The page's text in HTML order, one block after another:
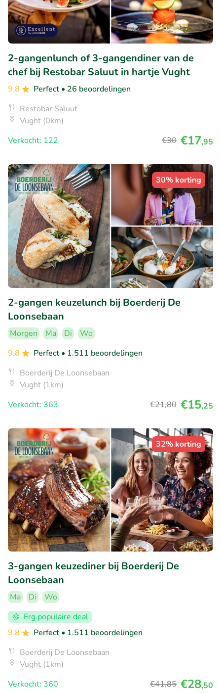
2-gangenlunch of 3-gangendiner van de
chef bij Restobar Saluut in hartje Vught
9.8 Perfect • 26 beoordelingen
Restobar Saluut
Vught (0km)
Verkocht: 122
€30 €17,95
30% korting
2-gangen keuzelunch bij Boerderij De
Loonsebaan
Morgen Ma Di
Wo
9.8
Perfect • 1.511 beoordelingen
Boerderij De Loonsebaan
Vught (1km)
Verkocht: 363
€21,80 €15,25
32% korting
3-gangen keuzediner bij Boerderij De
Loonsebaan
Ma Di
Wo
Erg populaire deal
9.8
Perfect • 1.511 beoordelingen
Boerderij De Loonsebaan
Vught (1km)
Verkocht: 360
€41,85 €28,50